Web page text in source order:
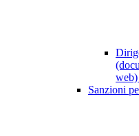
web)
Sanzioni